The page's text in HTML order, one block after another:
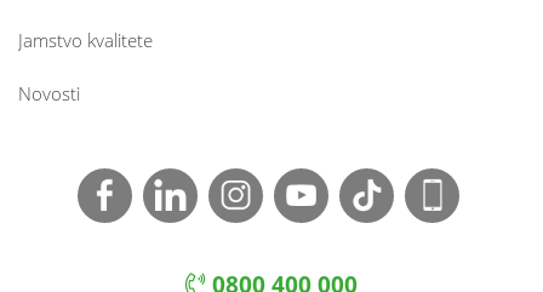
Jamstvo kvalitete
Novosti
0800 400 000